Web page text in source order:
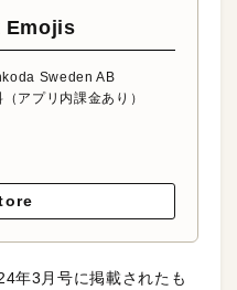
Emojis
Sweden AB
（アプリ内課金あり）
年3月号に掲載されたも